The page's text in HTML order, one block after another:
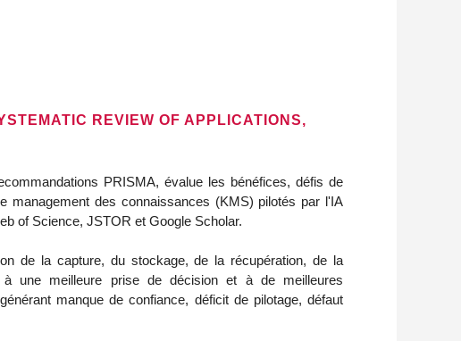
REVIEW OF APPLICATIONS,
PRISMA, évalue les bénéfices, défis de
des connaissances (KMS) pilotés par l'IA
of Science, JSTOR et Google Scholar.
de la capture, du stockage, de la récupération, de la
à une meilleure prise de décision et à de meilleures
manque de confiance, déficit de pilotage, défaut